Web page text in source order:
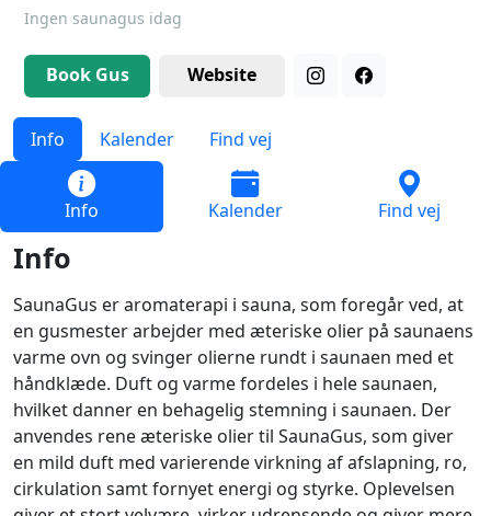
Ingen saunagus idag
Book Gus Website
Info Kalender Find vej
Info Kalender Find vej
Info
SaunaGus er aromaterapi i sauna, som foregår ved, at
en gusmester arbejder med æteriske olier på saunaens
varme ovn og svinger olierne rundt i saunaen med et
håndklæde. Duft og varme fordeles i hele saunaen,
hvilket danner en behagelig stemning i saunaen. Der
anvendes rene æteriske olier til SaunaGus, som giver
en mild duft med varierende virkning af afslapning, ro,
cirkulation samt fornyet energi og styrke. Oplevelsen